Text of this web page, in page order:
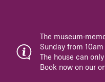
The museum-
Sunday from 10am
The house can
Book now on our